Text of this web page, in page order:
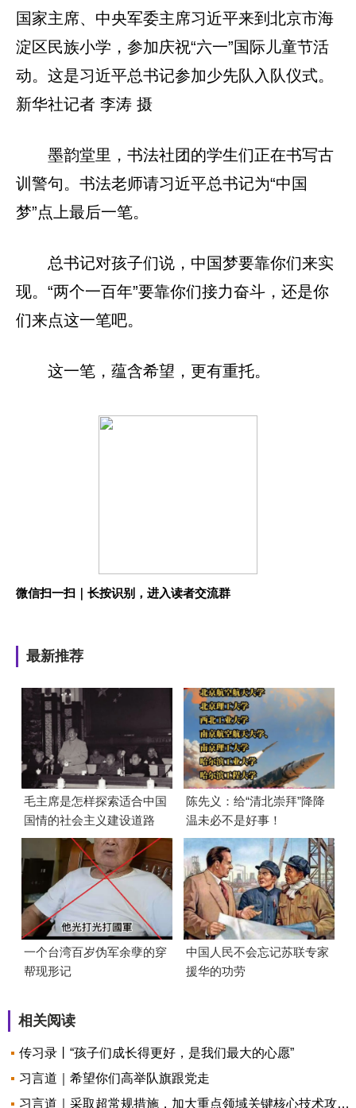
国家主席、中央军委主席习近平来到北京市海
淀区民族小学，参加庆祝“六一”国际儿童节活
动。这是习近平总书记参加少先队入队仪式。
新华社记者 李涛 摄
墨韵堂里，书法社团的学生们正在书写古
训警句。书法老师请习近平总书记为“中国
梦”点上最后一笔。
总书记对孩子们说，中国梦要靠你们来实
现。“两个一百年”要靠你们接力奋斗，还是你
们来点这一笔吧。
这一笔，蕴含希望，更有重托。
微信扫一扫｜长按识别，进入读者交流群
最新推荐
毛主席是怎样探索适合中国
国情的社会主义建设道路
的？
陈先义：给“清北崇拜”降降
温未必不是好事！
一个台湾百岁伪军余孽的穿
帮现形记
中国人民不会忘记苏联专家
援华的功劳
相关阅读
传习录丨“孩子们成长得更好，是我们最大的心愿”
习言道｜希望你们高举队旗跟党走
习言道｜采取超常规措施，加大重点领域关键核心技术攻关力度